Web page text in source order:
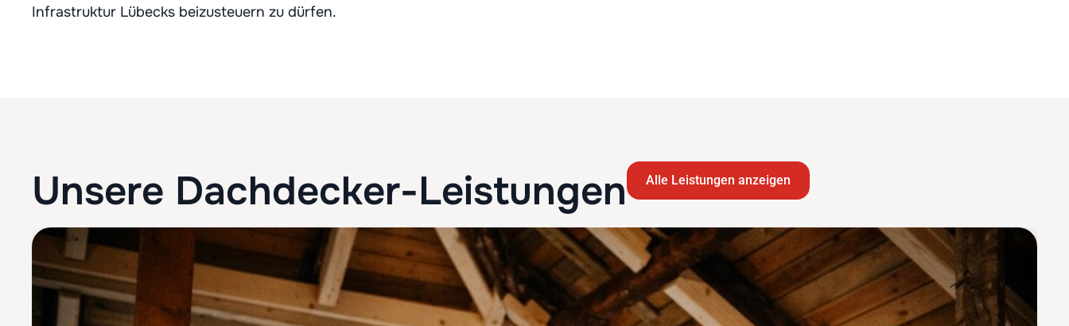
Infrastruktur Lübecks beizusteuern zu dürfen.
Unsere Dachdecker-Leistungen Alle Leistungen anzeigen